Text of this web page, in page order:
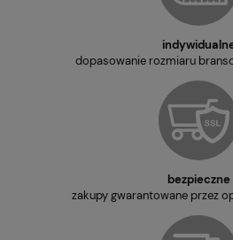
dopasowanie rozmiaru
bezpieczne
zakupy gwarantowane przez